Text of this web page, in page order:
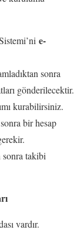
e-
sonra
gönderilecektir.
kurabilirsiniz.
bir hesap
sonra takibi
vardır.